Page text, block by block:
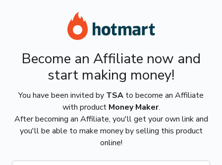
Become an Affiliate now and
start making money!
You have been invited by TSA to become an Affiliate
with product Money Maker.
After becoming an Affiliate, you'll get your own link and
you'll be able to make money by selling this product
online!